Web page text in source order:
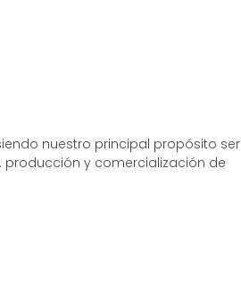
nuestro principal propósito ser
producción y comercialización de